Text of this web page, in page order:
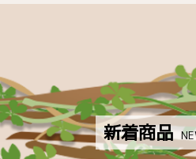
フェリシモ YOU+MORE！コ
MAJIOKO | smells like
新着商品